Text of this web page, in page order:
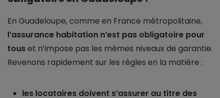
En Guadeloupe, comme en France métropolitaine,
l’assurance habitation n’est pas obligatoire pour
touset n’impose pas les mêmes niveaux de garantie.
Revenons rapidement sur les règles en la matière :
les locataires doivent s’assurer au titre des